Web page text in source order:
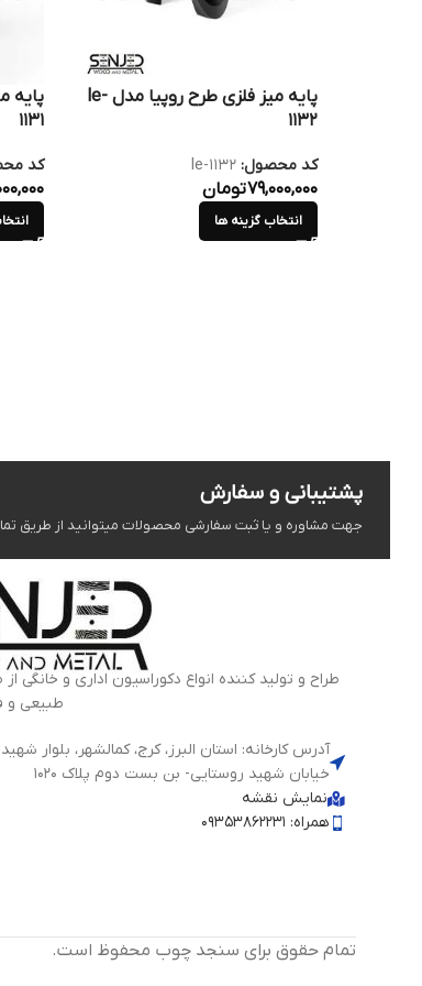
پایه میز فلزی طرح روپیا مدل le-
1132
کد محصول: le-1132
79,000,000تومان
انتخاب گزینه ها
1131
کد
پشتیبانی و سفارش
جهت مشاوره و یا ثبت سفارشی محصولات میتوانید از طریق
طراح و تولید کننده انواع دکوراسیون اداری و
طبیعی و
خیابان شهید روستایی- بن بست دوم پلاک 1020
نمایش نقشه
همراه: 09353862231
تمام حقوق برای سنجد چوب محفوظ است.